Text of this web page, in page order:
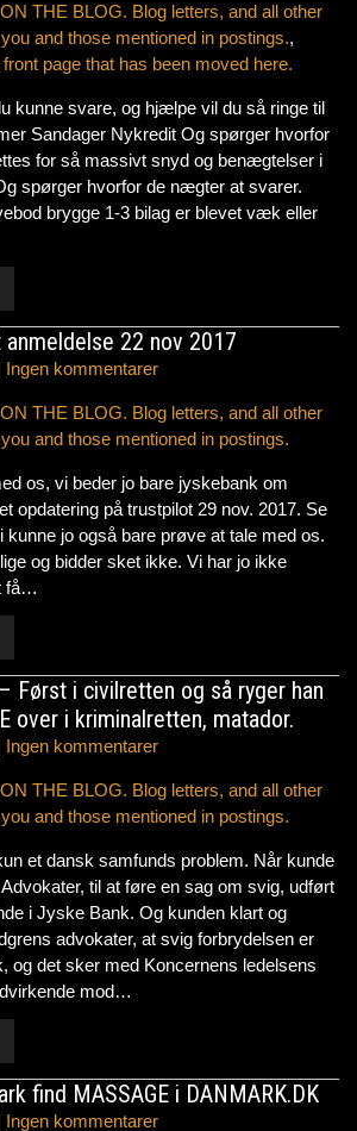
THE BLOG. Blog letters, and all other
and those mentioned in postings.,
page that has been moved here.
kunne svare, og hjælpe vil du så ringe til
Sandager Nykredit Og spørger hvorfor
for så massivt snyd og benægtelser i
spørger hvorfor de nægter at svarer.
brygge 1-3 bilag er blevet væk eller
22 nov 2017
Ingen kommentarer
THE BLOG. Blog letters, and all other
and those mentioned in postings.
os, vi beder jo bare jyskebank om
opdatering på trustpilot 29 nov. 2017. Se
kunne jo også bare prøve at tale med os.
og bidder sket ikke. Vi har jo ikke
få…
Først i civilretten og så ryger han
over i kriminalretten, matador.
Ingen kommentarer
THE BLOG. Blog letters, and all other
and those mentioned in postings.
et dansk samfunds problem. Når kunde
til at føre en sag om svig, udført
i Jyske Bank. Og kunden klart og
advokater, at svig forbrydelsen er
og det sker med Koncernens ledelsens
mod…
find MASSAGE i DANMARK.DK
Ingen kommentarer